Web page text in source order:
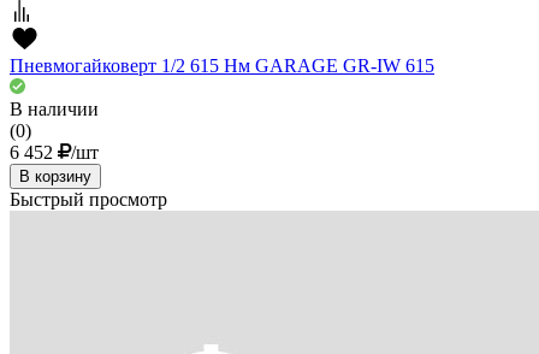
Пневмогайковерт 1/2 615 Нм GARAGE GR-IW 615
В наличии
(0)
6 452
/шт
В корзину
Быстрый просмотр